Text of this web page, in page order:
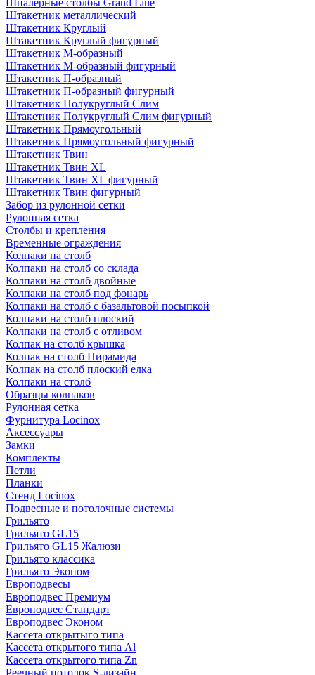
Шпалерные столбы Grand Line
Штакетник металлический
Штакетник Круглый
Штакетник Круглый фигурный
Штакетник М-образный
Штакетник М-образный фигурный
Штакетник П-образный
Штакетник П-образный фигурный
Штакетник Полукруглый Слим
Штакетник Полукруглый Слим фигурный
Штакетник Прямоугольный
Штакетник Прямоугольный фигурный
Штакетник Твин
Штакетник Твин XL
Штакетник Твин XL фигурный
Штакетник Твин фигурный
Забор из рулонной сетки
Рулонная сетка
Столбы и крепления
Временные ограждения
Колпаки на столб
Колпаки на столб со склада
Колпаки на столб двoйные
Колпаки на столб под фонарь
Колпаки на столб с базальтовой посыпкой
Колпаки на столб плоский
Колпаки на столб с отливом
Колпак на столб крышка
Колпак на столб Пирамида
Колпак на столб плоский елка
Колпаки на столб
Образцы колпаков
Рулонная сетка
Фурнитура Locinox
Аксессуары
Замки
Комплекты
Петли
Планки
Стенд Locinox
Подвесные и потолочные системы
Грильято
Грильято GL15
Грильято GL15 Жалюзи
Грильято классика
Грильято Эконом
Европодвесы
Европодвес Премиум
Европодвес Стандарт
Европодвес Эконом
Кассета открытыго типа
Кассета открытого типа Al
Кассета открытого типа Zn
Реечный потолок S-дизайн